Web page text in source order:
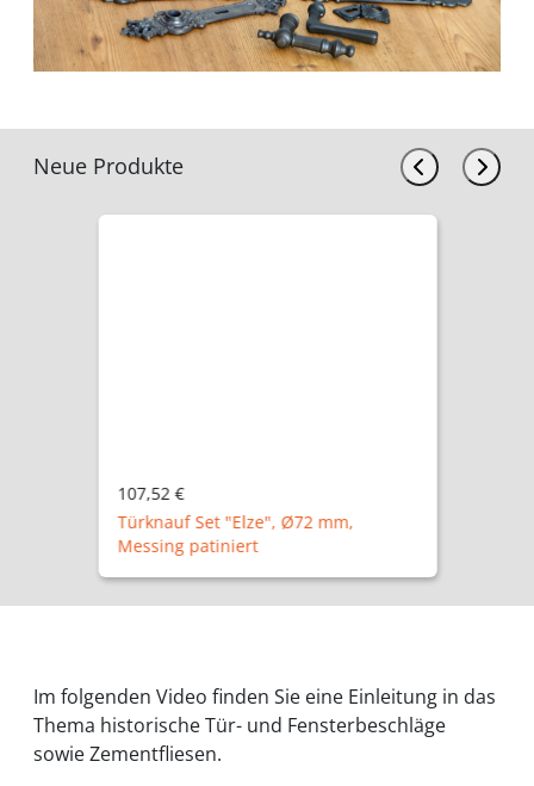
Neue Produkte
107,52 €
Türknauf Set "Elze", Ø72 mm,
Messing patiniert
Im folgenden Video finden Sie eine Einleitung in das
Thema historische Tür- und Fensterbeschläge
sowie Zementfliesen.